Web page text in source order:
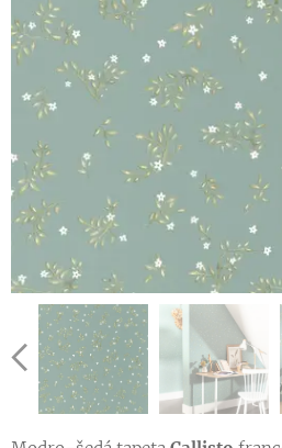
Ukázka vzoru tapety v
Ukázka vzoru tapety v
Ukázka vzoru tapety v
Ukázka vzoru tapety v